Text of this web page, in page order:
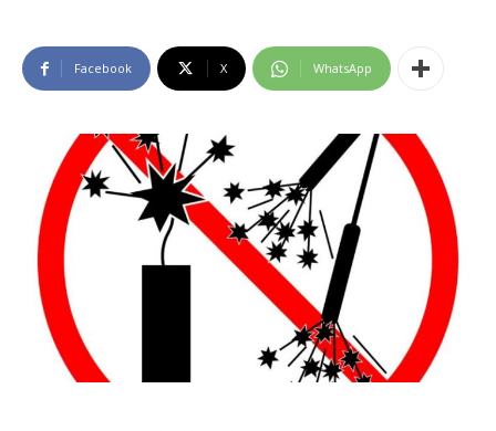
Facebook X WhatsApp